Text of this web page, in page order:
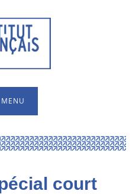
MENU
court